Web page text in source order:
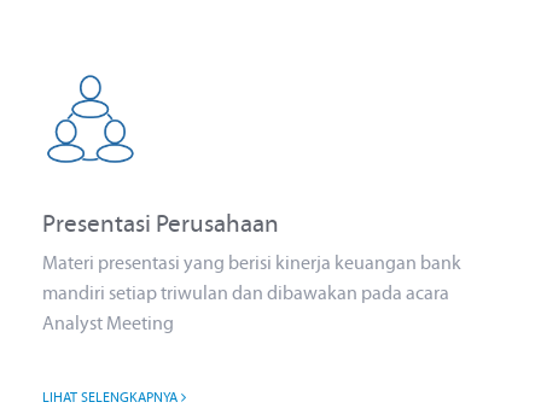
Presentasi Perusahaan
Materi presentasi yang berisi kinerja keuangan bank
mandiri setiap triwulan dan dibawakan pada acara
Analyst Meeting
LIHAT SELENGKAPNYA